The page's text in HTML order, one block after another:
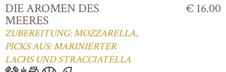
DIE AROMEN DES
MEERES
ZUBEREITUNG: MOZZARELLA,
PICKS AUS: MARINIERTER
LACHS UND STRACCIATELLA
€ 16.00